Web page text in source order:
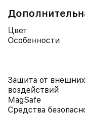
Цвет
Особенности
Защита от внешних
воздействий
MagSafe
Средства